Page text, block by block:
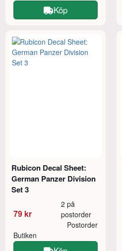
Köp
Rubicon Decal Sheet:
German Panzer Division
Set 3
79 kr
2 på
postorder
Butiken
Postorder